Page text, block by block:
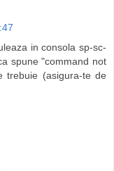
in consola sp-sc-
spune "command not
(asigura-te de